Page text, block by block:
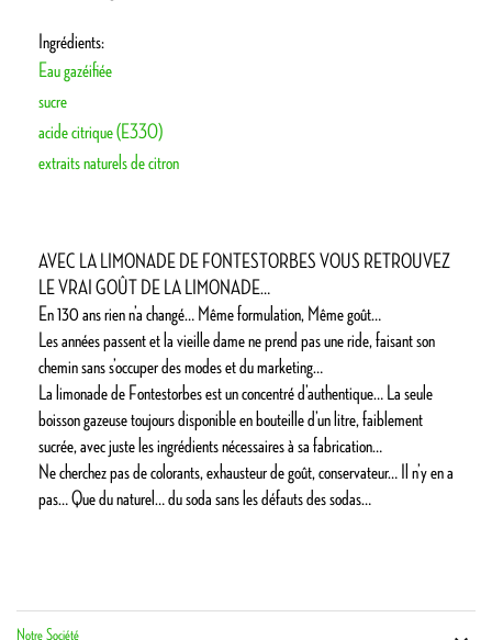
Ingrédients:
Eau gazéifiée
sucre
acide citrique (E330)
extraits naturels de citron
AVEC LA LIMONADE DE FONTESTORBES VOUS RETROUVEZ
LE VRAI GOÛT DE LA LIMONADE…
En 130 ans rien n’a changé… Même formulation, Même goût…
Les années passent et la vieille dame ne prend pas une ride, faisant son
chemin sans s’occuper des modes et du marketing…
La limonade de Fontestorbes est un concentré d’authentique… La seule
boisson gazeuse toujours disponible en bouteille d’un litre, faiblement
sucrée, avec juste les ingrédients nécessaires à sa fabrication…
Ne cherchez pas de colorants, exhausteur de goût, conservateur… Il n’y en a
pas… Que du naturel… du soda sans les défauts des sodas…
Notre Société